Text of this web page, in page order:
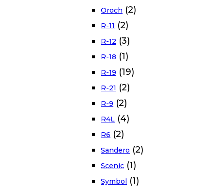
Oroch (2)
R-11 (2)
R-12 (3)
R-18 (1)
R-19 (19)
R-21 (2)
R-9 (2)
R4L (4)
R6 (2)
Sandero (2)
Scenic (1)
Symbol (1)